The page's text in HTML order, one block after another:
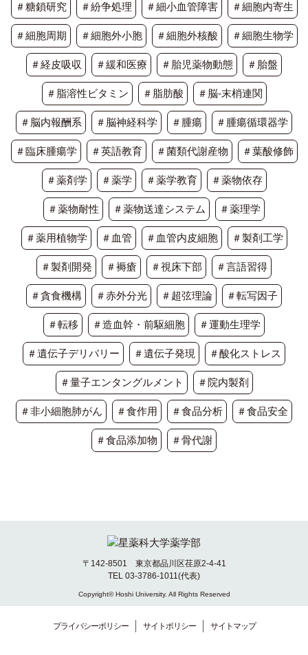
＃糖鎖研究 ＃紛争処理 ＃細小血管障害 ＃細胞内寄生
＃細胞周期 ＃細胞外小胞 ＃細胞外核酸 ＃細胞生物学
＃経皮吸収 ＃緩和医療 ＃胎児薬物動態 ＃胎盤
＃脂溶性ビタミン ＃脂肪酸 ＃脳-末梢連関
＃脳内報酬系 ＃脳神経科学 ＃腫瘍 ＃腫瘍循環器学
＃臨床腫瘍学 ＃英語教育 ＃菌類代謝産物 ＃葉酸修飾
＃薬剤学 ＃薬学 ＃薬学教育 ＃薬物依存
＃薬物耐性 ＃薬物送達システム ＃薬理学
＃薬用植物学 ＃血管 ＃血管内皮細胞 ＃製剤工学
＃製剤開発 ＃褥瘡 ＃視床下部 ＃言語習得
＃貪食機構 ＃赤外分光 ＃超弦理論 ＃転写因子
＃転移 ＃造血幹・前駆細胞 ＃運動生理学
＃遺伝子デリバリー ＃遺伝子発現 ＃酸化ストレス
＃量子エンタングルメント ＃院内製剤
＃非小細胞肺がん ＃食作用 ＃食品分析 ＃食品安全
＃食品添加物 ＃骨代謝
〒142-8501 東京都品川区荏原2-4-41
TEL 03-3786-1011(代表)
Copyright© Hoshi University. All Rights Reserved
プライバシーポリシー サイトポリシー サイトマップ